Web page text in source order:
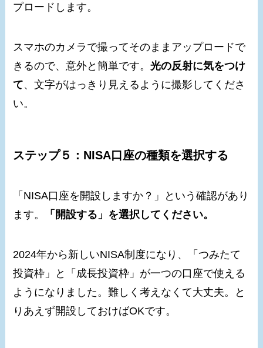
プロードします。
スマホのカメラで撮ってそのままアップロードで
きるので、意外と簡単です。光の反射に気をつけ
て、文字がはっきり見えるように撮影してくださ
い。
ステップ５：NISA口座の種類を選択する
「NISA口座を開設しますか？」という確認があり
ます。
「開設する」を選択してください。
2024年から新しいNISA制度になり、「つみたて
投資枠」と「成長投資枠」が一つの口座で使える
ようになりました。難しく考えなくて大丈夫。と
りあえず開設しておけばOKです。